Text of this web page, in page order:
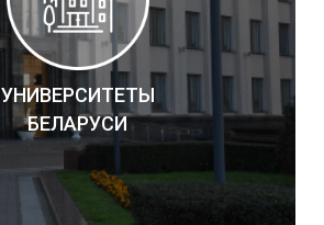
УНИВЕРСИТЕТЫ
БЕЛАРУСИ